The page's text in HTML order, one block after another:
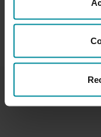
desde nuestra